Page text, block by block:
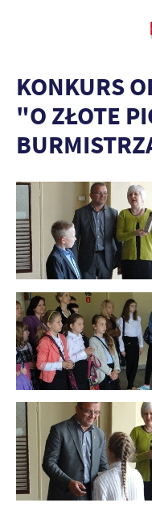
KONKURS
"O ZŁOTE